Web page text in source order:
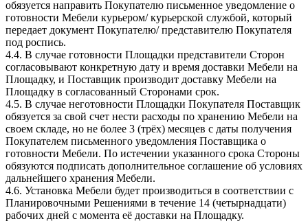
обязуется направить Покупателю письменное уведомление о
готовности Мебели курьером/ курьерской службой, который
передает документ Покупателю/ представителю Покупателя
под роспись.
4.4. В случае готовности Площадки представители Сторон
согласовывают конкретную дату и время доставки Мебели на
Площадку, и Поставщик производит доставку Мебели на
Площадку в согласованный Сторонами срок.
4.5. В случае неготовности Площадки Покупателя Поставщик
обязуется за свой счет нести расходы по хранению Мебели на
своем складе, но не более 3 (трёх) месяцев с даты получения
Покупателем письменного уведомления Поставщика о
готовности Мебели. По истечении указанного срока Стороны
обязуются подписать дополнительное соглашение об условиях
дальнейшего хранения Мебели.
4.6. Установка Мебели будет производиться в соответствии с
Планировочными Решениями в течение 14 (четырнадцати)
рабочих дней с момента её доставки на Площадку.